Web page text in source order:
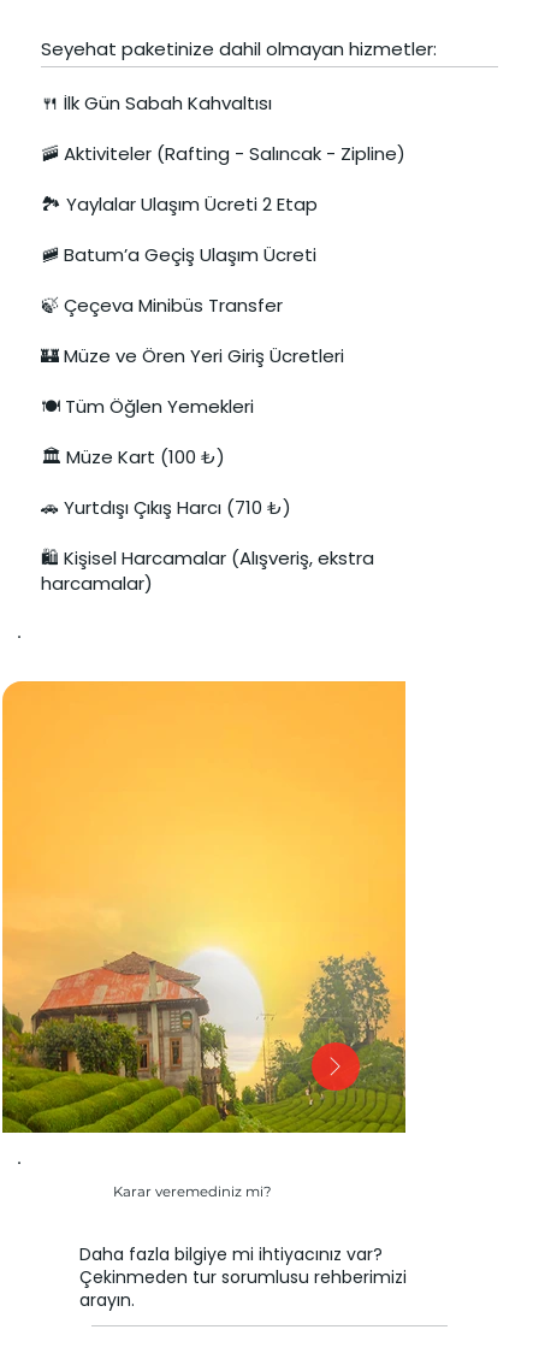
Seyehat paketinize dahil olmayan hizmetler:
🍴 İlk Gün Sabah Kahvaltısı
🚠 Aktiviteler (Rafting - Salıncak - Zipline)
🏞️ Yaylalar Ulaşım Ücreti 2 Etap
🚞 Batum’a Geçiş Ulaşım Ücreti
🍃 Çeçeva Minibüs Transfer
🏰 Müze ve Ören Yeri Giriş Ücretleri
🍽️ Tüm Öğlen Yemekleri
🏛️ Müze Kart (100 ₺)
🚗 Yurtdışı Çıkış Harcı (710 ₺)
🛍️ Kişisel Harcamalar (Alışveriş, ekstra
harcamalar)
Daha fazla bilgiye mi ihtiyacınız var?
Çekinmeden tur sorumlusu rehberimizi
arayın.
Karar veremediniz mi?